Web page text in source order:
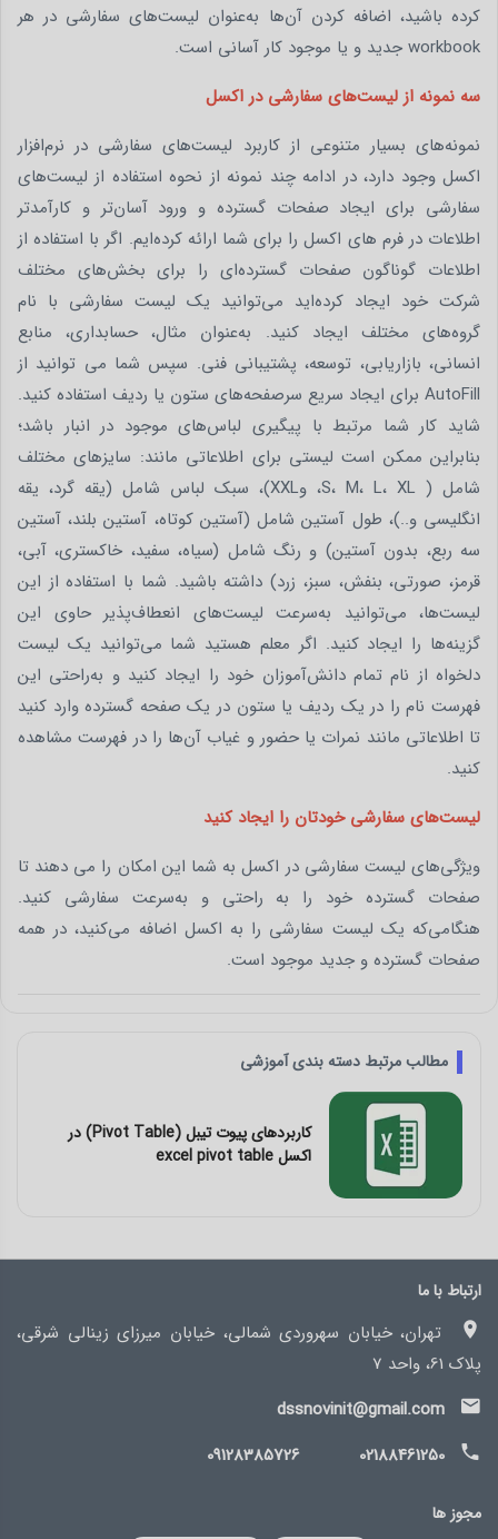
کرده باشید، اضافه کردن آن‌ها به‌عنوان لیست‌های سفارشی در هر
workbook جدید و یا موجود کار آسانی است.
سه نمونه از لیست‌های سفارشی در اکسل
نمونه‌های بسیار متنوعی از کاربرد لیست‌های سفارشی در نرم‌افزار
اکسل وجود دارد، در ادامه چند نمونه از نحوه استفاده از لیست‌های
سفارشی برای ایجاد صفحات گسترده و ورود آسان‌تر و کارآمدتر
اطلاعات در فرم های اکسل را برای شما ارائه کرده‌ایم. اگر با استفاده از
اطلاعات گوناگون صفحات گسترده‌ای را برای بخش‌های مختلف
شرکت خود ایجاد کرده‌اید می‌توانید یک لیست سفارشی با نام
گروه‌های مختلف ایجاد کنید. به‌عنوان مثال، حسابداری، منابع
انسانی، بازاریابی، توسعه، پشتیبانی فنی. سپس شما می توانید از
AutoFill برای ایجاد سریع سرصفحه‌های ستون یا ردیف استفاده کنید.
شاید کار شما مرتبط با پیگیری لباس‌های موجود در انبار باشد؛
بنابراین ممکن است لیستی برای اطلاعاتی مانند: سایزهای مختلف
شامل ( S، M، L، XL، وXXL)، سبک لباس شامل (یقه گرد، یقه
انگلیسی و..)، طول آستین شامل (آستین کوتاه، آستین بلند، آستین
سه ربع، بدون آستین) و رنگ شامل (سیاه، سفید، خاکستری، آبی،
قرمز، صورتی، بنفش، سبز، زرد) داشته باشید. شما با استفاده از این
لیست‌ها، می‌توانید به‌سرعت لیست‌های انعطاف‌پذیر حاوی این
گزینه‌ها را ایجاد کنید. اگر معلم هستید شما می‌توانید یک لیست
دلخواه از نام تمام دانش‌آموزان خود را ایجاد کنید و به‌راحتی این
فهرست نام را در یک ردیف یا ستون در یک صفحه گسترده وارد کنید
تا اطلاعاتی مانند نمرات یا حضور و غیاب آن‌ها را در فهرست مشاهده
کنید.
لیست‌های سفارشی خودتان را ایجاد کنید
ویژگی‌های لیست سفارشی در اکسل به شما این امکان را می دهند تا
صفحات گسترده خود را به‌ راحتی و به‌سرعت سفارشی کنید.
هنگامی‌که یک لیست سفارشی را به اکسل اضافه می‌کنید، در همه
صفحات گسترده و جدید موجود است.
مطالب مرتبط دسته بندی آموزشی
کاربردهای پیوت تیبل (Pivot Table) در
اکسل excel pivot table
ارتباط با ما
تهران، خیابان سهروردی شمالی، خیابان میرزای زینالی شرقی،
پلاک 61، واحد 7
dssnovinit@gmail.com
02188461250
09128385726
مجوز ها